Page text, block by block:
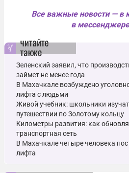
Все важные новости — в
в
читайте
также
Зеленский заявил, что
займет не менее года
В Махачкале возбуждено
лифта с людьми
Живой учебник: школьники
путешествии по Золотому кольцу
Километры развития: как
транспортная сеть
В Махачкале четыре человека
лифта